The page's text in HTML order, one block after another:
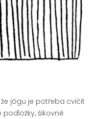
jógu je potřeba cvičit
šikovné